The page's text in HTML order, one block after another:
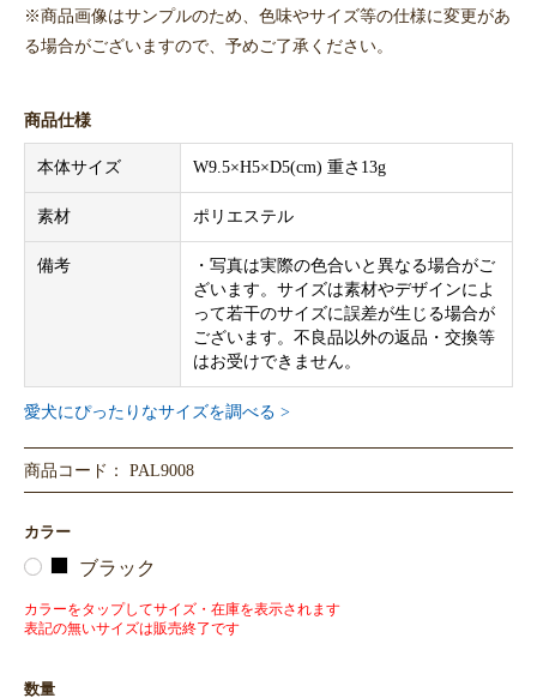
※商品画像はサンプルのため、色味やサイズ等の仕様に変更があ
る場合がございますので、予めご了承ください。
商品仕様
本体サイズ W9.5×H5×D5(cm) 重さ13g
素材 ポリエステル
備考
・写真は実際の色合いと異なる場合がご
ざいます。サイズは素材やデザインによ
って若干のサイズに誤差が生じる場合が
ございます。不良品以外の返品・交換等
はお受けできません。
愛犬にぴったりなサイズを調べる >
商品コード： PAL9008
カラー
ブラック
カラーをタップしてサイズ・在庫を表示されます
表記の無いサイズは販売終了です
数量